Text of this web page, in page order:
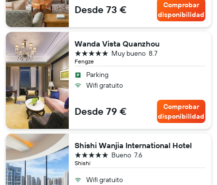
Desde 73 €
Comprobar
disponibilidad
Wanda Vista Quanzhou
Fengze
8.7
Muy bueno
5 estrellas
Parking
Wifi gratuito
Desde 79 €
Comprobar
disponibilidad
Shishi Wanjia International Hotel
Shishi
7.6
Bueno
5 estrellas
Wifi gratuito